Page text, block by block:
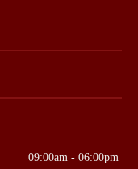
09:00am - 06:00pm